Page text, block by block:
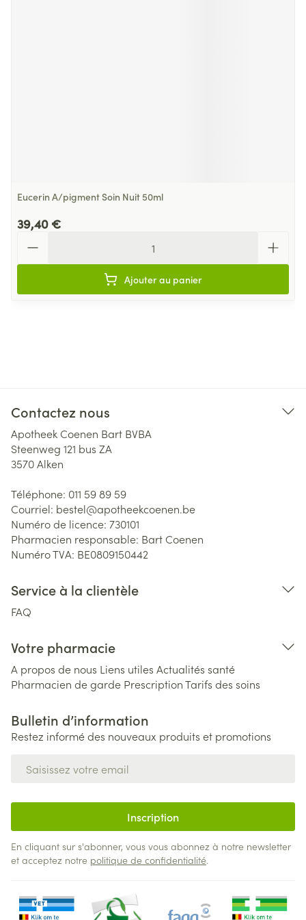
Eucerin A/pigment Soin Nuit 50ml
39,40 €
Ajouter au panier
Contactez nous
Apotheek Coenen Bart BVBA
Steenweg 121 bus ZA
3570Alken
Téléphone: 011 59 89 59
Courriel: bestel@apotheekcoenen.be
Numéro de licence: 730101
Pharmacien responsable: Bart Coenen
Numéro TVA: BE0809150442
Service à la clientèle
FAQ
Votre pharmacie
A propos de nous Liens utiles Actualités santé
Pharmacien de garde PrescriptionTarifs des soins
Bulletin d’information
Restez informé des nouveaux produits et promotions
Inscription
En cliquant sur s'abonner, vous vous abonnez à notre newsletter
et acceptez notre politique de confidentialité.